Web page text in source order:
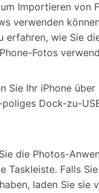
Importieren von
verwenden
erfahren, wie Sie
Fotos
Sie Ihr iPhone
Dock-zu-
die Photos-
Taskleiste. Falls
laden Sie sie